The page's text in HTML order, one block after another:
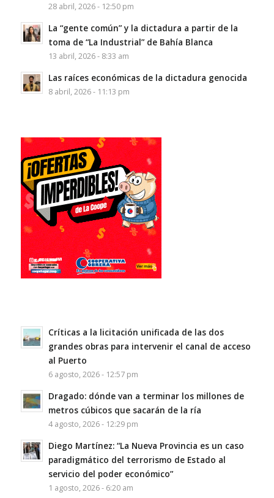
28 abril, 2026 - 12:50 pm
La “gente común” y la dictadura a partir de la
toma de “La Industrial” de Bahía Blanca
13 abril, 2026 - 8:33 am
Las raíces económicas de la dictadura genocida
8 abril, 2026 - 11:13 pm
Críticas a la licitación unificada de las dos
grandes obras para intervenir el canal de acceso
al Puerto
6 agosto, 2026 - 12:57 pm
Dragado: dónde van a terminar los millones de
metros cúbicos que sacarán de la ría
4 agosto, 2026 - 12:29 pm
Diego Martínez: “La Nueva Provincia es un caso
paradigmático del terrorismo de Estado al
servicio del poder económico”
1 agosto, 2026 - 6:20 am